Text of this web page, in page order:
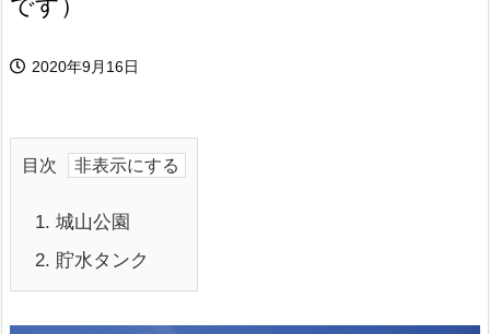
です）
2020年9月16日
目次
1. 城山公園
2. 貯水タンク